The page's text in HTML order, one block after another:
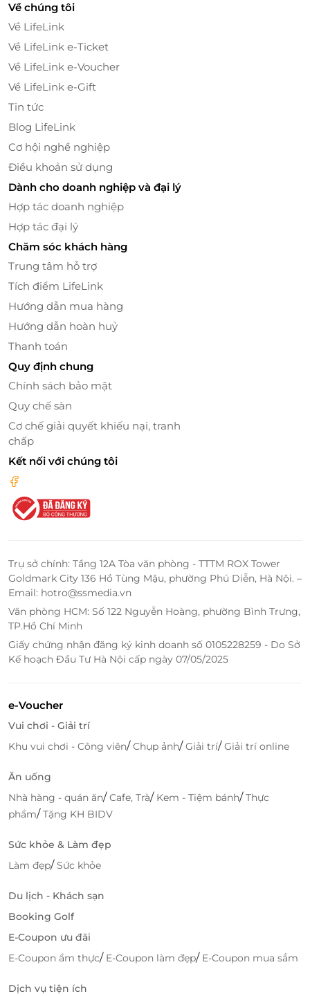
Về chúng tôi
Về LifeLink
Về LifeLink e-Ticket
Về LifeLink e-Voucher
Về LifeLink e-Gift
Tin tức
Blog LifeLink
Cơ hội nghề nghiệp
Điều khoản sử dụng
Dành cho doanh nghiệp và đại lý
Hợp tác doanh nghiệp
Hợp tác đại lý
Chăm sóc khách hàng
Trung tâm hỗ trợ
Tích điểm LifeLink
Hướng dẫn mua hàng
Hướng dẫn hoàn huỷ
Thanh toán
Quy định chung
Chính sách bảo mật
Quy chế sàn
Cơ chế giải quyết khiếu nại, tranh
chấp
Kết nối với chúng tôi
Trụ sở chính: Tầng 12A Tòa văn phòng - TTTM ROX Tower
Goldmark City 136 Hồ Tùng Mậu, phường Phú Diễn, Hà Nội. –
Email: hotro@ssmedia.vn
Văn phòng HCM: Số 122 Nguyễn Hoàng, phường Bình Trưng,
TP.Hồ Chí Minh
Giấy chứng nhận đăng ký kinh doanh số 0105228259 - Do Sở
Kế hoạch Đầu Tư Hà Nội cấp ngày 07/05/2025
e-Voucher
Vui chơi - Giải trí
Khu vui chơi - Công viên/Chụp ảnh/Giải trí/Giải trí online
Ăn uống
Nhà hàng - quán ăn/Cafe, Trà/ Kem - Tiệm bánh/Thực
phẩm/Tặng KH BIDV
Sức khỏe & Làm đẹp
Làm đẹp/Sức khỏe
Du lịch - Khách sạn
Booking Golf
E-Coupon ưu đãi
E-Coupon ẩm thực/ E-Coupon làm đẹp/ E-Coupon mua sắm
Dịch vụ tiện ích